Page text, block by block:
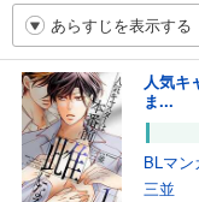
あらすじを表示する
人気キ
ま...
BLマン
三並